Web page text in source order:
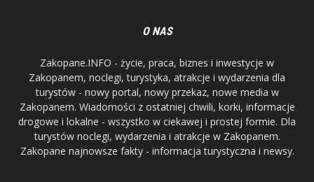
O NAS
Zakopane.INFO - życie, praca, biznes i inwestycje w
Zakopanem, noclegi, turystyka, atrakcje i wydarzenia dla
turystów - nowy portal, nowy przekaz, nowe media w
Zakopanem. Wiadomości z ostatniej chwili, korki, informacje
drogowe i lokalne - wszystko w ciekawej i prostej formie. Dla
turystów noclegi, wydarzenia i atrakcje w Zakopanem.
Zakopane najnowsze fakty - informacja turystyczna i newsy.